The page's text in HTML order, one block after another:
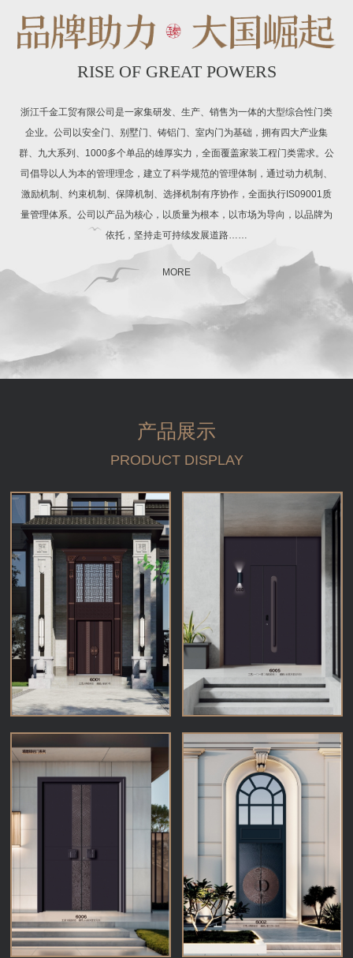
RISE OF GREAT POWERS
浙江千金工贸有限公司是一家集研发、生产、销售为一体的大型综合性门类
企业。公司以安全门、别墅门、铸铝门、室内门为基础，拥有四大产业集
群、九大系列、1000多个单品的雄厚实力，全面覆盖家装工程门类需求。公
司倡导以人为本的管理理念，建立了科学规范的管理体制，通过动力机制、
激励机制、约束机制、保障机制、选择机制有序协作，全面执行IS09001质
量管理体系。公司以产品为核心，以质量为根本，以市场为导向，以品牌为
依托，坚持走可持续发展道路……
MORE
产品展示
PRODUCT DISPLAY